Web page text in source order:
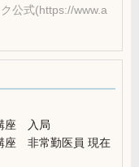
公式(https://www.a
座 入局
座 非常勤医員 現在